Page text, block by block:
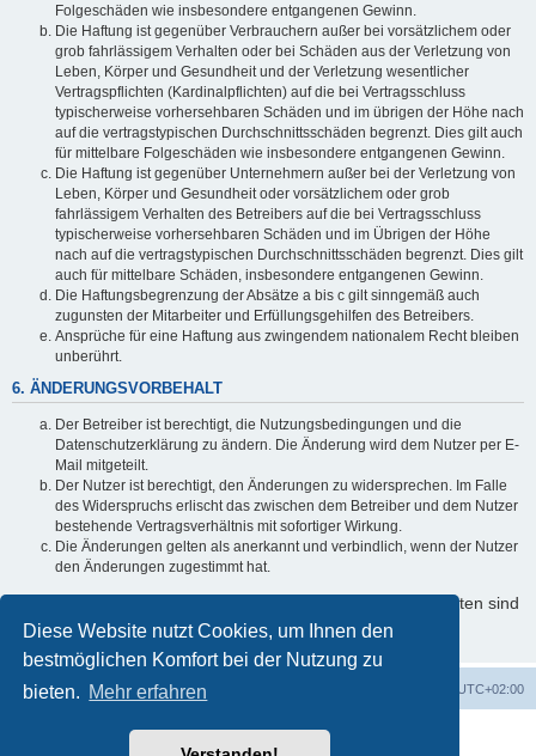
Diese Website nutzt Cookies, um Ihnen den
bestmöglichen Komfort bei der Nutzung zu
bieten. Mehr erfahren
Folgeschäden wie insbesondere entgangenen Gewinn.
Die Haftung ist gegenüber Verbrauchern außer bei vorsätzlichem oder
grob fahrlässigem Verhalten oder bei Schäden aus der Verletzung von
Leben, Körper und Gesundheit und der Verletzung wesentlicher
Vertragspflichten (Kardinalpflichten) auf die bei Vertragsschluss
typischerweise vorhersehbaren Schäden und im übrigen der Höhe nach
auf die vertragstypischen Durchschnittsschäden begrenzt. Dies gilt auch
für mittelbare Folgeschäden wie insbesondere entgangenen Gewinn.
Die Haftung ist gegenüber Unternehmern außer bei der Verletzung von
Leben, Körper und Gesundheit oder vorsätzlichem oder grob
fahrlässigem Verhalten des Betreibers auf die bei Vertragsschluss
typischerweise vorhersehbaren Schäden und im Übrigen der Höhe
nach auf die vertragstypischen Durchschnittsschäden begrenzt. Dies gilt
auch für mittelbare Schäden, insbesondere entgangenen Gewinn.
Die Haftungsbegrenzung der Absätze a bis c gilt sinngemäß auch
zugunsten der Mitarbeiter und Erfüllungsgehilfen des Betreibers.
Ansprüche für eine Haftung aus zwingendem nationalem Recht bleiben
unberührt.
6. ÄNDERUNGSVORBEHALT
Der Betreiber ist berechtigt, die Nutzungsbedingungen und die
Datenschutzerklärung zu ändern. Die Änderung wird dem Nutzer per E-
Mail mitgeteilt.
Der Nutzer ist berechtigt, den Änderungen zu widersprechen. Im Falle
des Widerspruchs erlischt das zwischen dem Betreiber und dem Nutzer
bestehende Vertragsverhältnis mit sofortiger Wirkung.
Die Änderungen gelten als anerkannt und verbindlich, wenn der Nutzer
den Änderungen zugestimmt hat.
Informationen über den Umgang mit Ihren persönlichen Daten sind
in der Datenschutzerklärung enthalten.
Startseite Foren-Übersicht UTC+02:00
Powered byphpBB® Forum Software © phpBB Limited
Deutsche Übersetzung durch